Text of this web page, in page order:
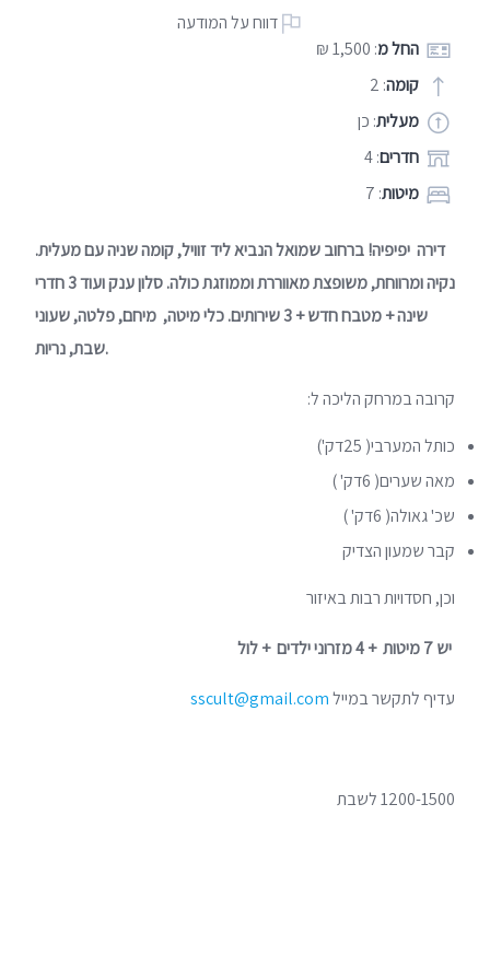
החל מ: 1,500 ₪
קומה: 2
מעלית: כן
חדרים: 4
מיטות: 7
דירה יפיפיה! ברחוב שמואל הנביא ליד זוויל, קומה שניה עם מעלית.
נקיה ומרווחת, משופצת מאווררת וממוזגת כולה. סלון ענק ועוד 3 חדרי
שינה + מטבח חדש + 3 שירותים. כלי מיטה, מיחם, פלטה, שעוני
שבת, נריות.
קרובה במרחק הליכה ל:
כותל המערבי( 25דק')
מאה שערים( 6דק' )
שכ' גאולה( 6דק' )
קבר שמעון הצדיק
וכן, חסדויות רבות באיזור
יש 7 מיטות + 4 מזרוני ילדים + לול
עדיף לתקשר במיילsscult@gmail.com
1200-1500 לשבת
דווח על המודעה